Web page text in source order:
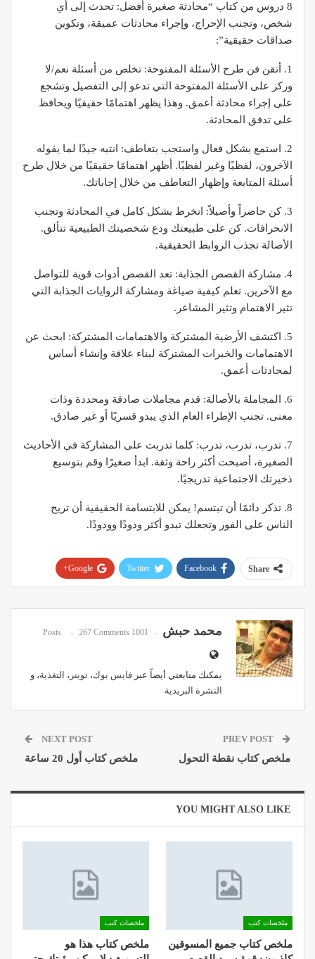
8 دروس من كتاب “محادثة صغيرة أفضل: تحدث إلى أي
شخص، وتجنب الإحراج، وإجراء محادثات عميقة، وتكوين
صداقات حقيقية”:
1. أتقن فن طرح الأسئلة المفتوحة: تخلص من أسئلة نعم/لا
وركز على الأسئلة المفتوحة التي تدعو إلى التفصيل وتشجع
على إجراء محادثة أعمق. وهذا يظهر اهتمامًا حقيقيًا ويحافظ
على تدفق المحادثة.
2. استمع بشكل فعال واستجب بتعاطف: انتبه جيدًا لما يقوله
الآخرون، لفظيًا وغير لفظيًا. أظهر اهتمامًا حقيقيًا من خلال طرح
أسئلة المتابعة وإظهار التعاطف من خلال إجاباتك.
3. كن حاضراً وأصيلاً: انخرط بشكل كامل في المحادثة وتجنب
الانحرافات. كن على طبيعتك ودع شخصيتك الطبيعية تتألق.
الأصالة تجذب الروابط الحقيقية.
4. مشاركة القصص الجذابة: تعد القصص أدوات قوية للتواصل
مع الآخرين. تعلم كيفية صياغة ومشاركة الروايات الجذابة التي
تثير الاهتمام وتثير المشاعر.
5. اكتشف الأرضية المشتركة والاهتمامات المشتركة: ابحث عن
الاهتمامات والخبرات المشتركة لبناء علاقة وإنشاء أساس
لمحادثات أعمق.
6. المجاملة بالأصالة: قدم مجاملات صادقة ومحددة وذات
معنى. تجنب الإطراء العام الذي يبدو قسريًا أو غير صادق.
7. تدرب، تدرب، تدرب: كلما تدربت على المشاركة في الأحاديث
الصغيرة، أصبحت أكثر راحة وثقة. ابدأ صغيرًا وقم بتوسيع
ذخيرتك الاجتماعية تدريجيًا.
8. تذكر دائمًا أن تبتسم! يمكن للابتسامة الحقيقية أن تريح
الناس على الفور وتجعلك تبدو أكثر ودودًا وودودًا.
Share
Facebook
Twitter
Google+
محمد حبش 1001 Posts
267 Comments
يمكنك متابعتي أيضاً عبر فايس بوك، تويتر ، التغذية، و
النشرة البريدية
ملخص كتاب نقطة التحول
NEXT POST
ملخص كتاب أول 20 ساعة
YOU MIGHT ALSO LIKE
ملخصات كتب
ملخص كتاب جميع المسوقين
ملخصات كتب
ملخص كتاب هذا هو